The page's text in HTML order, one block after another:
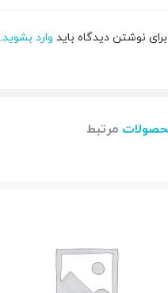
برای نوشتن دیدگاه باید وارد بشوید.
مرتبط